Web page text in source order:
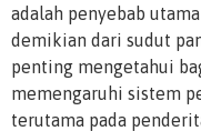
adalah penyebab
demikian dari sudut
penting mengetahui
memengaruhi sistem
terutama pada